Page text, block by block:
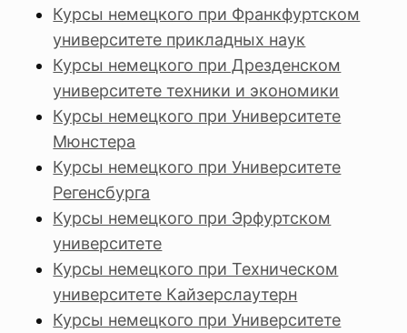
Курсы немецкого при Франкфуртском
университете прикладных наук
Курсы немецкого при Дрезденском
университете техники и экономики
Курсы немецкого при Университете
Мюнстера
Курсы немецкого при Университете
Регенсбурга
Курсы немецкого при Эрфуртском
университете
Курсы немецкого при Техническом
университете Кайзерслаутерн
Курсы немецкого при Университете